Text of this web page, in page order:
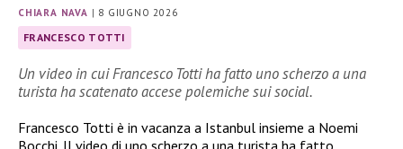
CHIARA NAVA | 8 GIUGNO 2026
FRANCESCO TOTTI
Un video in cui Francesco Totti ha fatto uno scherzo a una
turista ha scatenato accese polemiche sui social.
Francesco Totti è in vacanza a Istanbul insieme a Noemi
Bocchi. Il video di uno scherzo a una turista ha fatto